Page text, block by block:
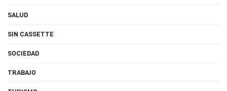
SALUD
SIN CASSETTE
SOCIEDAD
TRABAJO